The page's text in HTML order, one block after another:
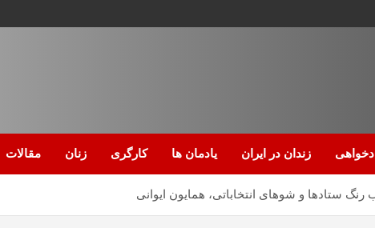
زندان در ایران یادمان ها کارگری زنان مقالات